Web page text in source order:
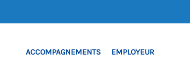
ACCOMPAGNEMENTS
EMPLOYEUR